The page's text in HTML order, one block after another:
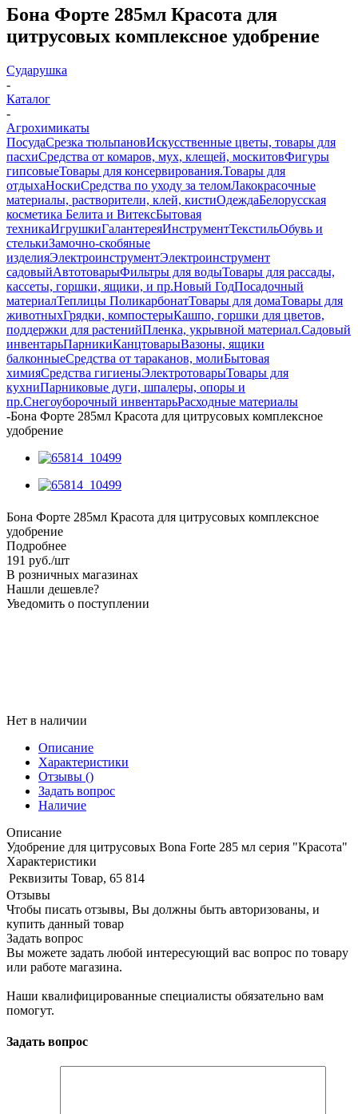
Бона Форте 285мл Красота для
цитрусовых комплексное удобрение
Сударушка
-
Каталог
-
Агрохимикаты
ПосудаСрезка тюльпановИскусственные цветы, товары для
пасхиСредства от комаров, мух, клещей, москитовФигуры
гипсовыеТовары для консервирования.Товары для
отдыхаНоскиСредства по уходу за теломЛакокрасочные
материалы, растворители, клей, кистиОдеждаБелорусская
косметика Белита и ВитексБытовая
техникаИгрушкиГалантереяИнструментТекстильОбувь и
стелькиЗамочно-скобяные
изделияЭлектроинструментЭлектроинструмент
садовыйАвтотоварыФильтры для водыТовары для рассады,
кассеты, горшки, ящики, и пр.Новый ГодПосадочный
материалТеплицы ПоликарбонатТовары для домаТовары для
животныхГрядки, компостерыКашпо, горшки для цветов,
поддержки для растенийПленка, укрывной материал.Садовый
инвентарьПарникиКанцтоварыВазоны, ящики
балконныеСредства от тараканов, молиБытовая
химияСредства гигиеныЭлектротоварыТовары для
кухниПарниковые дуги, шпалеры, опоры и
пр.Снегоуборочный инвентарьРасходные материалы
-Бона Форте 285мл Красота для цитрусовых комплексное
удобрение
Бона Форте 285мл Красота для цитрусовых комплексное
удобрение
Подробнее
191 руб./шт
В розничных магазинах
Нашли дешевле?
Уведомить о поступлении
Нет в наличии
Описание
Характеристики
Отзывы ()
Задать вопрос
Наличие
Описание
Удобрение для цитрусовых Bona Forte 285 мл серия "Красота"
Характеристики
Реквизиты Товар, 65 814
Отзывы
Чтобы писать отзывы, Вы должны быть авторизованы, и
купить данный товар
Задать вопрос
Вы можете задать любой интересующий вас вопрос по товару
или работе магазина.
Наши квалифицированные специалисты обязательно вам
помогут.
Задать вопрос